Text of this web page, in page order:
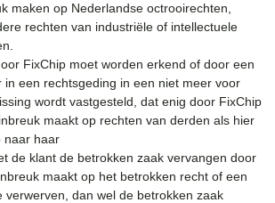
maken op Nederlandse octrooirechten,
rechten van industriële of intellectuele
FixChip moet worden erkend of door een
in een rechtsgeding in een niet meer voor
wordt vastgesteld, dat enig door FixChip
maakt op rechten van derden als hier
naar haar
de klant de betrokken zaak vervangen door
maakt op het betrokken recht of een
verwerven, dan wel de betrokken zaak